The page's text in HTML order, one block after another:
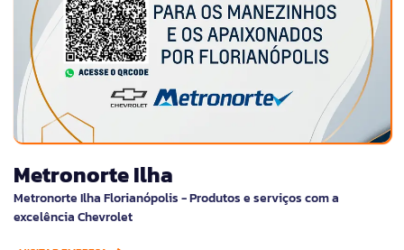
Metronorte Ilha
Metronorte Ilha Florianópolis - Produtos e serviços com a
excelência Chevrolet